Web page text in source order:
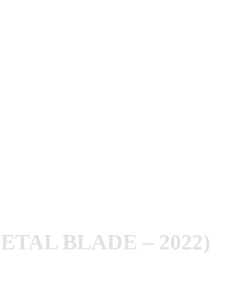
BLADE – 2022)